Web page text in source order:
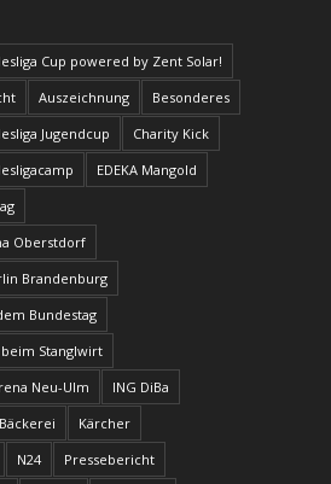
Cup powered by Zent Solar!
Auszeichnung
Besonderes
Jugendcup
Charity Kick
EDEKA Mangold
Oberstdorf
Brandenburg
Bundestag
Stanglwirt
Neu-Ulm
ING DiBa
Kärcher
N24
Pressebericht